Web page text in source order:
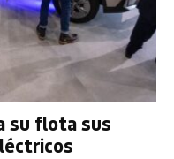
su flota sus